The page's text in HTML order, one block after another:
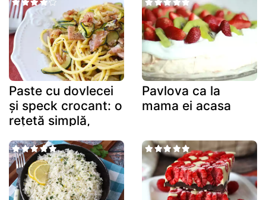
Paste cu dovlecei
și speck crocant: o
rețetă simplă,
prânz și cină
Pavlova ca la
mama ei acasa